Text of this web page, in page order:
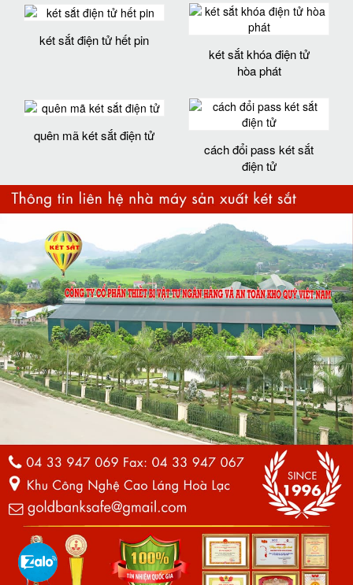
két sắt điện tử hết pin
két sắt khóa điện tử
hòa phát
quên mã két sắt điện tử
cách đổi pass két sắt
điện tử